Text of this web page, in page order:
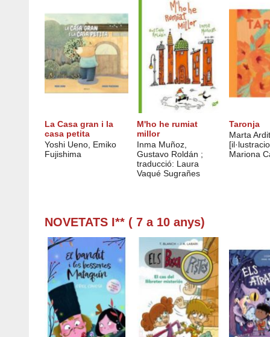
La Casa gran i la
casa petita
Yoshi Ueno, Emiko
Fujishima
M'ho he rumiat
millor
Inma Muñoz,
Gustavo Roldán ;
traducció: Laura
Vaqué Sugrañes
Taronja
Marta
Mariona
NOVETATS I** ( 7 a 10 anys)